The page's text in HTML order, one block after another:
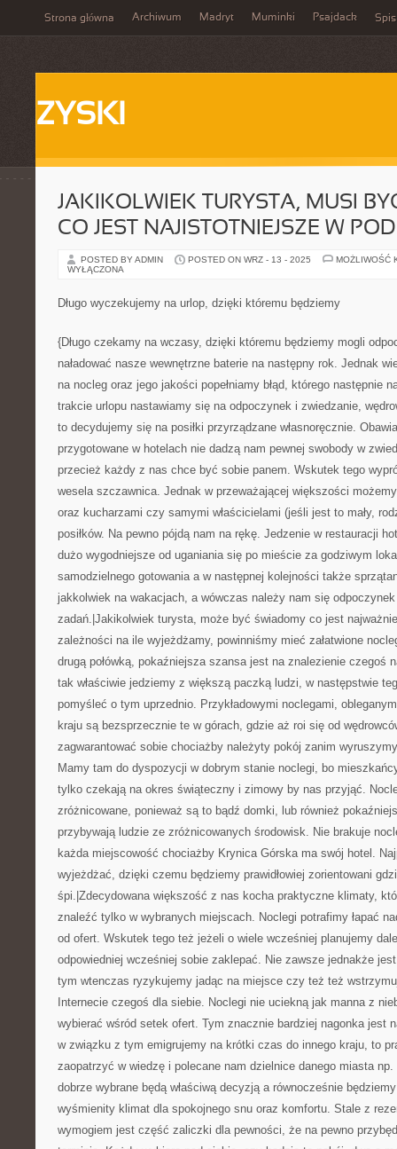
Strona główna Archiwum Madryt Muminki Psajdack Spis
ZYSKI
JAKIKOLWIEK TURYSTA, MUSI
CO JEST NAJISTOTNIEJSZE W
POSTED BY ADMIN POSTED ON WRZ - 13 - 2025
MOŻLIWOŚĆ
WYŁĄCZONA
Długo wyczekujemy na urlop, dzięki któremu będziemy
{Długo czekamy na wczasy, dzięki któremu będziemy mogli
naładować nasze wewnętrzne baterie na następny rok. Jednak
na nocleg oraz jego jakości popełniamy błąd, którego następnie
trakcie urlopu nastawiamy się na odpoczynek i zwiedzanie,
to decydujemy się na posiłki przyrządzane własnoręcznie.
przygotowane w hotelach nie dadzą nam pewnej swobody w
przecież każdy z nas chce być sobie panem. Wskutek tego
wesela szczawnica. Jednak w przeważającej większości
oraz kucharzami czy samymi właścicielami (jeśli jest to mały,
posiłków. Na pewno pójdą nam na rękę. Jedzenie w restauracji
dużo wygodniejsze od uganiania się po mieście za godziwym
samodzielnego gotowania a w następnej kolejności także
jakkolwiek na wakacjach, a wówczas należy nam się
zadań.|Jakikolwiek turysta, może być świadomy co jest
zależności na ile wyjeżdżamy, powinniśmy mieć załatwione
drugą połówką, pokaźniejsza szansa jest na znalezienie czegoś
tak właściwie jedziemy z większą paczką ludzi, w następstwie
pomyśleć o tym uprzednio. Przykładowymi noclegami,
kraju są bezsprzecznie te w górach, gdzie aż roi się od
zagwarantować sobie chociażby należyty pokój zanim
Mamy tam do dyspozycji w dobrym stanie noclegi, bo
tylko czekają na okres świąteczny i zimowy by nas przyjąć.
zróżnicowane, ponieważ są to bądź domki, lub również
przybywają ludzie ze zróżnicowanych środowisk. Nie brakuje
każda miejscowość chociażby Krynica Górska ma swój hotel.
wyjeżdżać, dzięki czemu będziemy prawidłowiej zorientowani
śpi.|Zdecydowana większość z nas kocha praktyczne klimaty,
znaleźć tylko w wybranych miejscach. Noclegi potrafimy łapać
od ofert. Wskutek tego też jeżeli o wiele wcześniej planujemy
odpowiedniej wcześniej sobie zaklepać. Nie zawsze jednakże
tym wtenczas ryzykujemy jadąc na miejsce czy też też
Internecie czegoś dla siebie. Noclegi nie uciekną jak manna z
wybierać wśród setek ofert. Tym znacznie bardziej nagonka jest
w związku z tym emigrujemy na krótki czas do innego kraju, to
zaopatrzyć w wiedzę i polecane nam dzielnice danego miasta
dobrze wybrane będą właściwą decyzją a równocześnie
wyśmienity klimat dla spokojnego snu oraz komfortu. Stale z
wymogiem jest część zaliczki dla pewności, że na pewno